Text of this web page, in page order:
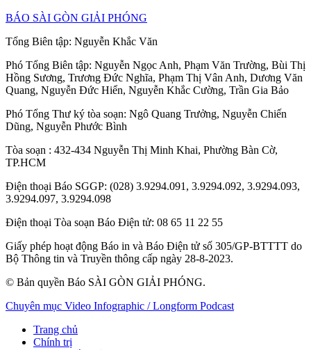
BÁO SÀI GÒN GIẢI PHÓNG
Tổng Biên tập: Nguyễn Khắc Văn
Phó Tổng Biên tập: Nguyễn Ngọc Anh, Phạm Văn Trường, Bùi Thị
Hồng Sương, Trương Đức Nghĩa, Phạm Thị Vân Anh, Dương Văn
Quang, Nguyễn Đức Hiển, Nguyễn Khắc Cường, Trần Gia Bảo
Phó Tổng Thư ký tòa soạn: Ngô Quang Trưởng, Nguyễn Chiến
Dũng, Nguyễn Phước Bình
Tòa soạn : 432-434 Nguyễn Thị Minh Khai, Phường Bàn Cờ,
TP.HCM
Điện thoại Báo SGGP: (028) 3.9294.091, 3.9294.092, 3.9294.093,
3.9294.097, 3.9294.098
Điện thoại Tòa soạn Báo Điện tử: 08 65 11 22 55
Giấy phép hoạt động Báo in và Báo Điện tử số 305/GP-BTTTT do
Bộ Thông tin và Truyền thông cấp ngày 28-8-2023.
© Bản quyền Báo SÀI GÒN GIẢI PHÓNG.
Chuyên mục Video Infographic / Longform Podcast
Trang chủ
Chính trị